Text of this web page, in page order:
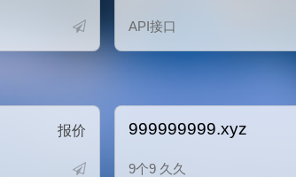
API接口
报价 999999999.xyz
9个9 久久